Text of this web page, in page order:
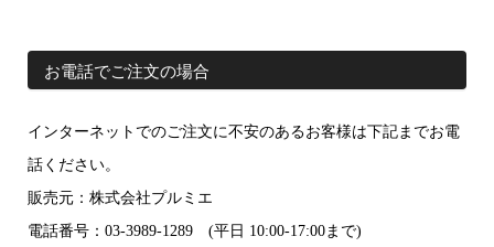
お電話でご注文の場合
インターネットでのご注文に不安のあるお客様は下記までお電
話ください。
販売元：株式会社プルミエ
電話番号：03-3989-1289 (平日 10:00-17:00まで)